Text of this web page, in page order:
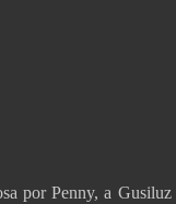
por Penny, a